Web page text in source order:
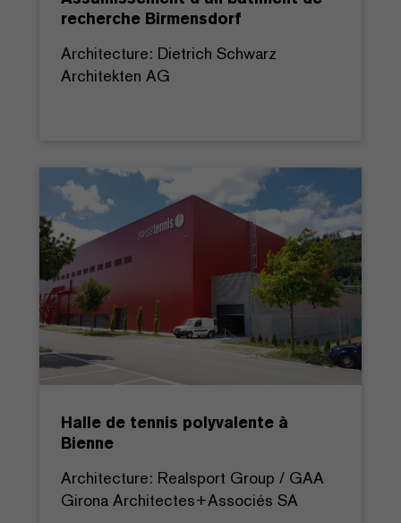
recherche Birmensdorf
Architecture: Dietrich Schwarz
Architekten AG
Halle de tennis polyvalente à
Bienne
Architecture: Realsport Group / GAA
Girona Architectes+Associés SA